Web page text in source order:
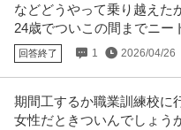
年収800万円〜900万円
【職種】管理＞経理（財務会計）
会員属性などに応じ、当該求
事務職
株式会社JOYNT
などどうやって乗り越えた
24歳でついこの間までニー
回答終了 1 2026/04/26
期間工するか職業訓練校に
女性だときついんでしょう